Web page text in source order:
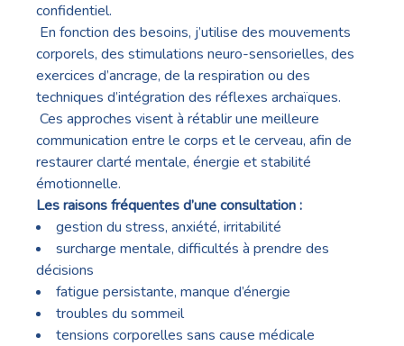
confidentiel.
En fonction des besoins, j’utilise des mouvements
corporels, des stimulations neuro-sensorielles, des
exercices d’ancrage, de la respiration ou des
techniques d’intégration des réflexes archaïques.
Ces approches visent à rétablir une meilleure
communication entre le corps et le cerveau, afin de
restaurer clarté mentale, énergie et stabilité
émotionnelle.
Les raisons fréquentes d’une consultation :
gestion du stress, anxiété, irritabilité
surcharge mentale, difficultés à prendre des
décisions
fatigue persistante, manque d’énergie
troubles du sommeil
tensions corporelles sans cause médicale